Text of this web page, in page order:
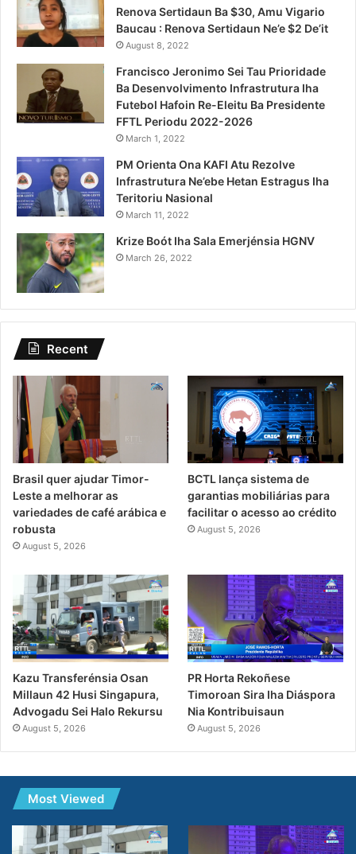
Renova Sertidaun Ba $30, Amu Vigario
Baucau : Renova Sertidaun Ne’e $2 De’it
August 8, 2022
Francisco Jeronimo Sei Tau Prioridade
Ba Desenvolvimento Infrastrutura Iha
Futebol Hafoin Re-Eleitu Ba Presidente
FFTL Periodu 2022-2026
March 1, 2022
PM Orienta Ona KAFI Atu Rezolve
Infrastrutura Ne’ebe Hetan Estragus Iha
Teritoriu Nasional
March 11, 2022
Krize Boót Iha Sala Emerjénsia HGNV
March 26, 2022
Recent
Brasil quer ajudar Timor-
Leste a melhorar as
variedades de café arábica e
robusta
August 5, 2026
BCTL lança sistema de
garantias mobiliárias para
facilitar o acesso ao crédito
August 5, 2026
Kazu Transferénsia Osan
Millaun 42 Husi Singapura,
Advogadu Sei Halo Rekursu
August 5, 2026
PR Horta Rekoñese
Timoroan Sira Iha Diáspora
Nia Kontribuisaun
August 5, 2026
Most Viewed